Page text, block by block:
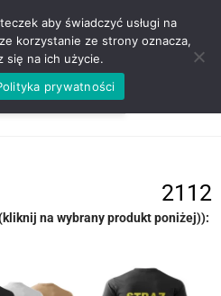
TEL. 600 352 938
2112
na wybrany produkt poniżej)):
aby świadczyć usługi na
korzystanie ze strony oznacza,
się na ich użycie.
prywatności